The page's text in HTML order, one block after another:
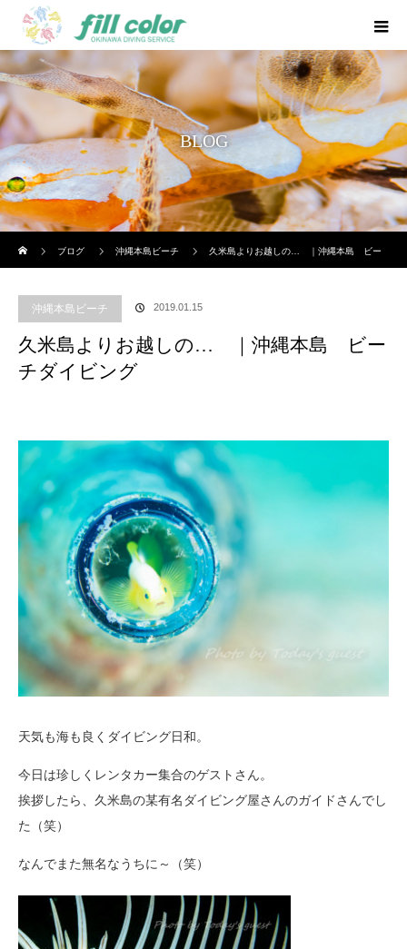
BLOG
ブログ
沖縄本島ビーチ 久米島よりお越しの… ｜沖縄本島 ビー
沖縄本島ビーチ 2019.01.15
久米島よりお越しの… ｜沖縄本島 ビー
チダイビング
天気も海も良くダイビング日和。
今日は珍しくレンタカー集合のゲストさん。
挨拶したら、久米島の某有名ダイビング屋さんのガイドさんでし
た（笑）
なんでまた無名なうちに～（笑）